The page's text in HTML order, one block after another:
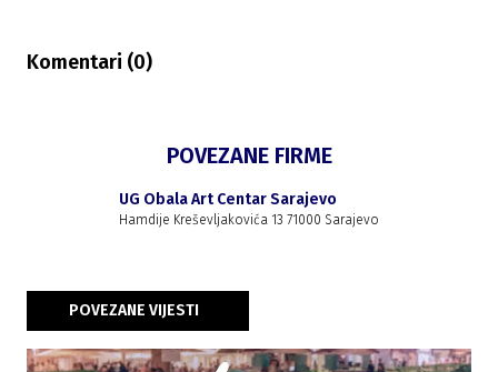
Komentari (0)
POVEZANE FIRME
UG Obala Art Centar Sarajevo
Hamdije Kreševljakovića 13 71000 Sarajevo
POVEZANE VIJESTI